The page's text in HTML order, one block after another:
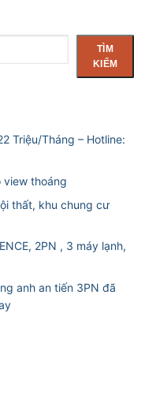
TÌM
KIẾM
Triệu/Tháng – Hotline:
view thoáng
thất, khu chung cư
2PN , 3 máy lạnh,
anh an tiến 3PN đã